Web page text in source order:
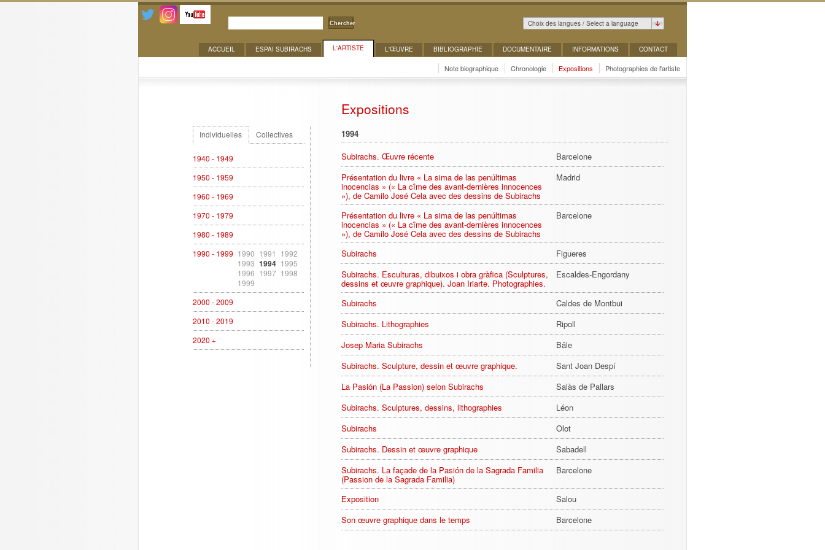
Chercher Choix des langues / Select a language
CONTACT
INFORMATIONS
DOCUMENTAIRE
BIBLIOGRAPHIE
L'ŒUVRE
L'ARTISTE
ESPAI SUBIRACHS
ACCUEIL
Photographies de l'artiste
Expositions
Chronologie
Note biographique
Expositions
Individuelles Collectives
1940 - 1949
1950 - 1959
1960 - 1969
1970 - 1979
1980 - 1989
1990 - 1999 1990 1991
1992
1993 1994 1995
1996 1997 1998
1999
2000 - 2009
2010 - 2019
2020 +
1994
Subirachs. Œuvre récente
Barcelone
Présentation du livre « La sima de las penúltimas
inocencias » (« La cîme des avant-dernières innocences
»), de Camilo José Cela avec des dessins de Subirachs
Madrid
Présentation du livre « La sima de las penúltimas
inocencias » (« La cîme des avant-dernières innocences
»), de Camilo José Cela avec des dessins de Subirachs
Barcelone
Subirachs
Figueres
Subirachs. Esculturas, dibuixos i obra gràfica (Sculptures,
dessins et œuvre graphique). Joan Iriarte. Photographies.
Escaldes-Engordany
Subirachs
Caldes de Montbui
Subirachs. Lithographies
Ripoll
Josep Maria Subirachs
Bâle
Subirachs. Sculpture, dessin et œuvre graphique.
Sant Joan Despí
La Pasión (La Passion) selon Subirachs
Salàs de Pallars
Subirachs. Sculptures, dessins, lithographies
Léon
Subirachs
Olot
Subirachs. Dessin et œuvre graphique
Sabadell
Subirachs. La façade de la Pasión de la Sagrada Familia
(Passion de la Sagrada Familia)
Barcelone
Exposition
Salou
Son œuvre graphique dans le temps
Barcelone